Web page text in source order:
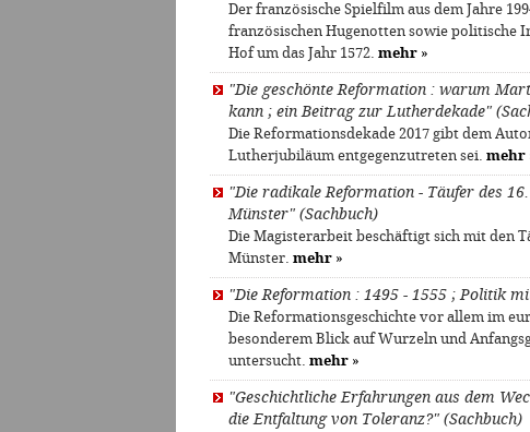
Der französische Spielfilm aus dem Jahre
französischen Hugenotten sowie politische
Hof um das Jahr 1572. mehr »
"Die geschönte Reformation : warum
kann ; ein Beitrag zur Lutherdekade"
Die Reformationsdekade 2017 gibt dem
Lutherjubiläum entgegenzutreten sei. mehr
"Die radikale Reformation - Täufer des
Münster" (Sachbuch)
Die Magisterarbeit beschäftigt sich mit den
Münster. mehr »
"Die Reformation : 1495 - 1555 ; Politik
Die Reformationsgeschichte vor allem im
besonderem Blick auf Wurzeln und
untersucht. mehr »
"Geschichtliche Erfahrungen aus dem
die Entfaltung von Toleranz?" (Sachbuch)